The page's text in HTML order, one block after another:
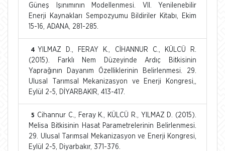
Güneş Işınımının Modellenmesi. VII. Yenilenebilir
Enerji Kaynakları Sempozyumu Bildiriler Kitabı, Ekim
15-16, ADANA, 281-285.
4 YILMAZ D., FERAY K., CİHANNUR C., KÜLCÜ R.
(2015). Farklı Nem Düzeyinde Ardıç Bitkisinin
Yaprağının Dayanım Özelliklerinin Belirlenmesi. 29.
Ulusal Tarımsal Mekanizasyon ve Enerji Kongresi,,
Eylül 2-5, DİYARBAKIR, 413-417.
5 Cihannur C., Feray K., KÜLCÜ R., YILMAZ D. (2015).
Melisa Bitkisinin Hasat Parametrelerinin Belirlenmesi.
29. Ulusal Tarımsal Mekanizasyon ve Enerji Kongresi,
Eylül 2-5, Diyarbakır, 371-376.